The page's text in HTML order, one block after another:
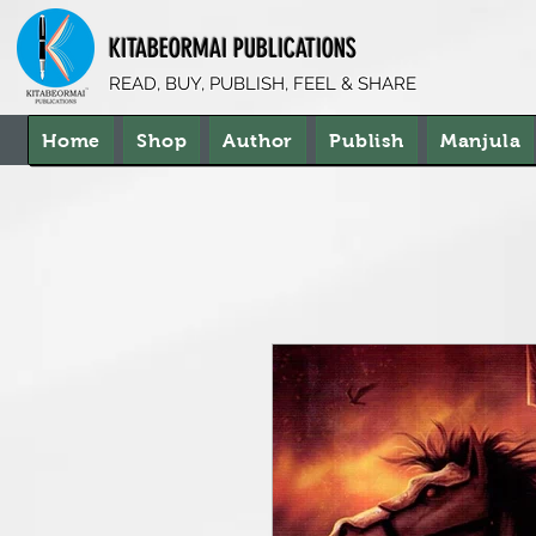
KITABEORMAI PUBLICATIONS
READ, BUY, PUBLISH, FEEL & SHARE
Home Shop Author Publish Manjula